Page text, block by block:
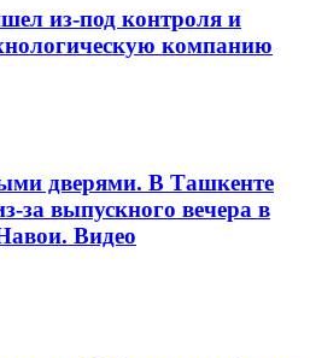
из-под контроля и
компанию
дверями. В Ташкенте
за выпускного вечера в
Видео